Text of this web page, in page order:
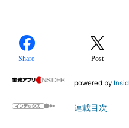
Share Post
powered by
連載目次